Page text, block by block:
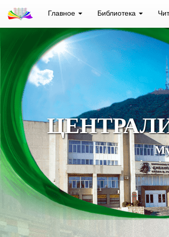
Главное Библиотека